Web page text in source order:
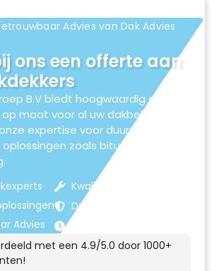
Advies van Dak Advies
ons een offerte aan
B.V biedt hoogwaardig advies
maat voor al uw dakbehoeften.
expertise voor duurzame en
zoals bitumen
Advies
Kwaliteitsmaterialen
Duurzame Resultaten
met een 4.9/5.0 door 1000+